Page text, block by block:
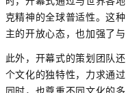
克精神的全球普适性。这
主的开放心态，也加强了
此外，开幕式的策划团队
个文化的独特性，力求通